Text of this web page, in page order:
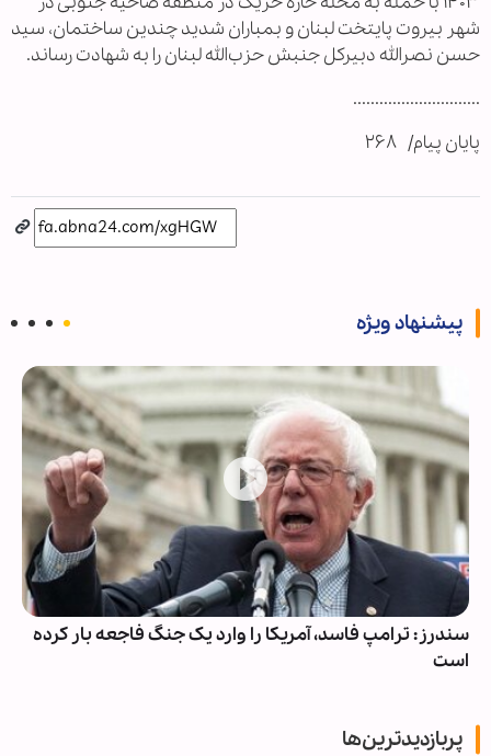
شهر بیروت پایتخت لبنان و بمباران شدید چندین ساختمان، سید
حسن نصرالله دبیرکل جنبش حزب‌الله لبنان را به شهادت رساند.
.............................
پایان پیام/ ۲۶۸
پیشنهاد ویژه
سندرز: ترامپ فاسد، آمریکا را وارد یک جنگ فاجعه بار کرده
است
پربازدیدترین‌ها